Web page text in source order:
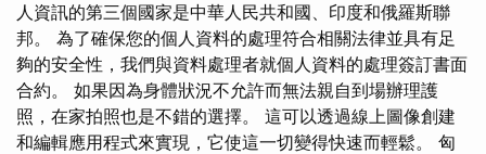
人資訊的第三個國家是中華人民共和國、印度和俄羅斯聯
邦。 為了確保您的個人資料的處理符合相關法律並具有足
夠的安全性，我們與資料處理者就個人資料的處理簽訂書面
合約。 如果因為身體狀況不允許而無法親自到場辦理護
照，在家拍照也是不錯的選擇。 這可以透過線上圖像創建
和編輯應用程式來實現，它使這一切變得快速而輕鬆。 匈